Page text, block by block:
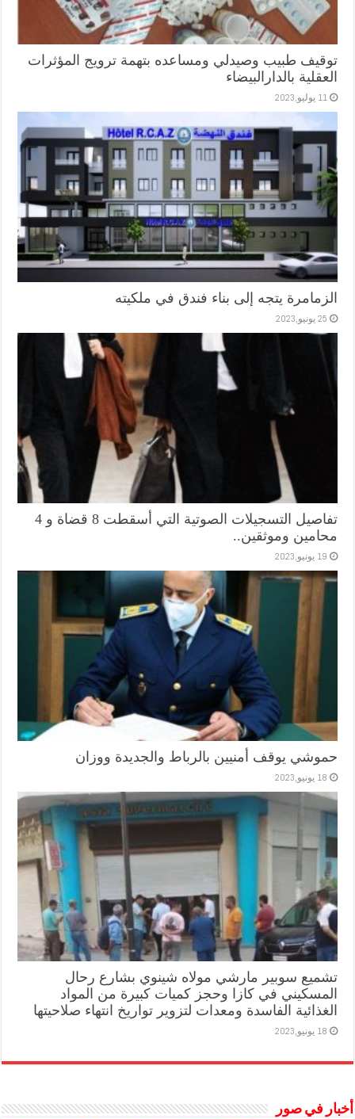
توقيف طبيب وصيدلي ومساعده بتهمة ترويج المؤثرات
العقلية بالدارالبيضاء
11 يوليو,2023
الزمامرة يتجه إلى بناء فندق في ملكيته
25 يونيو,2023
تفاصيل التسجيلات الصوتية التي أسقطت 8 قضاة و 4
محامين وموثقين..
19 يونيو,2023
حموشي يوقف أمنيين بالرباط والجديدة ووزان
18 يونيو,2023
تشميع سوبير مارشي مولاه شينوي بشارع رحال
المسكيني في كازا وحجز كميات كبيرة من المواد
الغذائية الفاسدة ومعدات لتزوير تواريخ انتهاء صلاحيتها
18 يونيو,2023
أخبار في صور